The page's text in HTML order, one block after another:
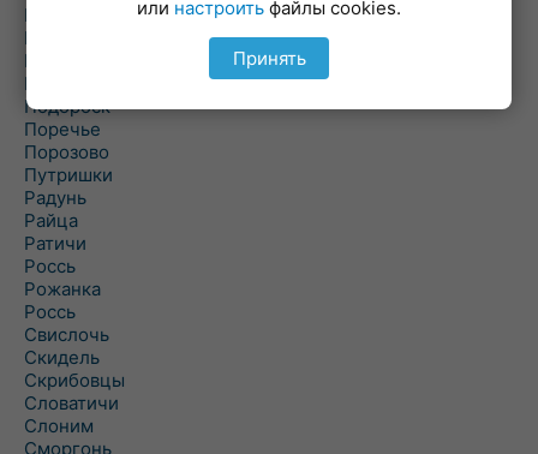
Погородно
Пограничный
Подлабенье
Подольцы
Подороск
Поречье
Порозово
Путришки
Радунь
Райца
Ратичи
Роcсь
Рожанка
Россь
Свислочь
Скидель
Скрибовцы
Словатичи
Слоним
Сморгонь
или настроить файлы cookies.
Принять